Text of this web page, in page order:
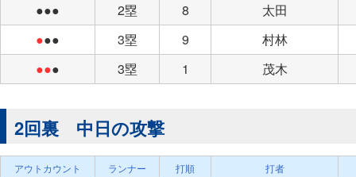
●●●
2塁 8
太田
●●● 3塁 9
村林
●●● 3塁 1 茂木
2回裏 中日の攻撃
アウトカウント ランナー 打順 打者